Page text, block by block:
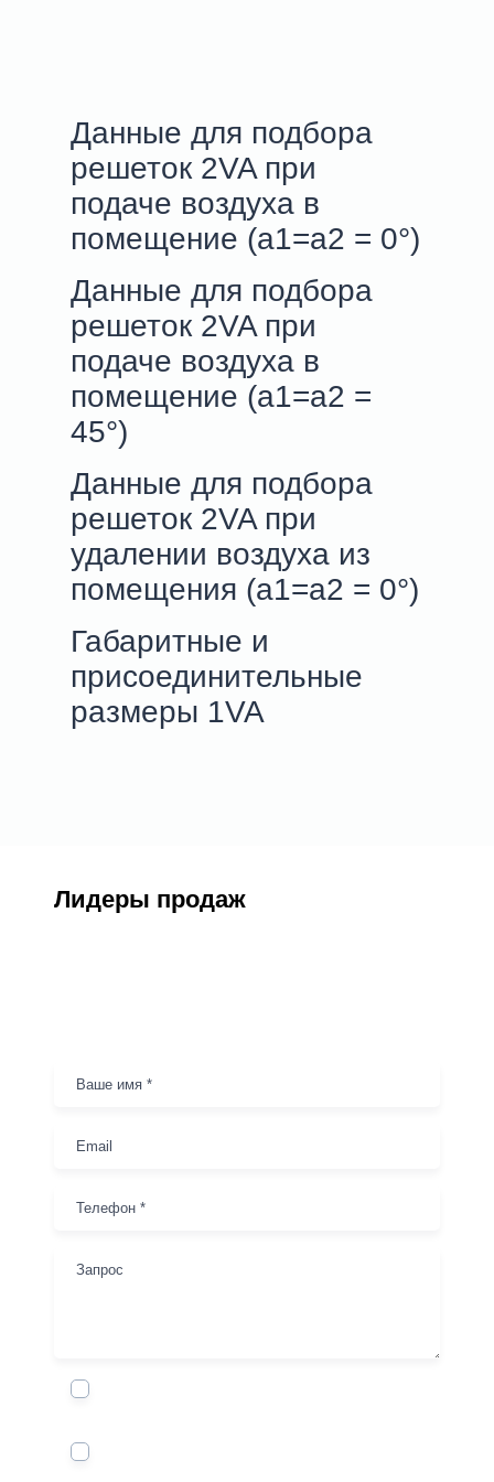
Данные для подбора
решеток 2VA при
подаче воздуха в
помещение (a1=a2 = 0°)
Данные для подбора
решеток 2VA при
подаче воздуха в
помещение (a1=a2 =
45°)
Данные для подбора
решеток 2VA при
удалении воздуха из
помещения (a1=a2 = 0°)
Габаритные и
присоединительные
размеры 1VA
Лидеры продаж